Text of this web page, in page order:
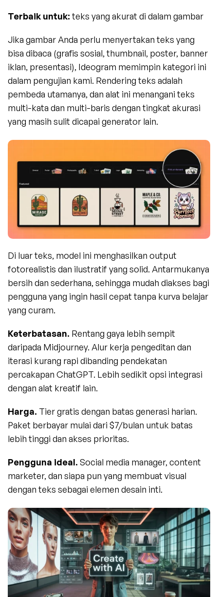
Terbaik untuk: teks yang akurat di dalam gambar
Jika gambar Anda perlu menyertakan teks yang
bisa dibaca (grafis sosial, thumbnail, poster, banner
iklan, presentasi), Ideogram memimpin kategori ini
dalam pengujian kami. Rendering teks adalah
pembeda utamanya, dan alat ini menangani teks
multi-kata dan multi-baris dengan tingkat akurasi
yang masih sulit dicapai generator lain.
Di luar teks, model ini menghasilkan output
fotorealistis dan ilustratif yang solid. Antarmukanya
bersih dan sederhana, sehingga mudah diakses bagi
pengguna yang ingin hasil cepat tanpa kurva belajar
yang curam.
Keterbatasan. Rentang gaya lebih sempit
daripada Midjourney. Alur kerja pengeditan dan
iterasi kurang rapi dibanding pendekatan
percakapan ChatGPT. Lebih sedikit opsi integrasi
dengan alat kreatif lain.
Harga. Tier gratis dengan batas generasi harian.
Paket berbayar mulai dari $7/bulan untuk batas
lebih tinggi dan akses prioritas.
Pengguna ideal. Social media manager, content
marketer, dan siapa pun yang membuat visual
dengan teks sebagai elemen desain inti.